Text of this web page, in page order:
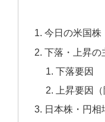
今日の米国株
下落・上昇の
下落要因
上昇要因
日本株・円